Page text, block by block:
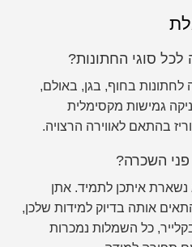
סוגי החתונות?
בחוף, בגן, באולם,
גמישות מקסימלית
בהתאם לאווירה הרצויה.
פני השכרה?
איתכן לתמיד. אתן
אותה בדיוק למידות שלכן,
כל השמלות נמכרות